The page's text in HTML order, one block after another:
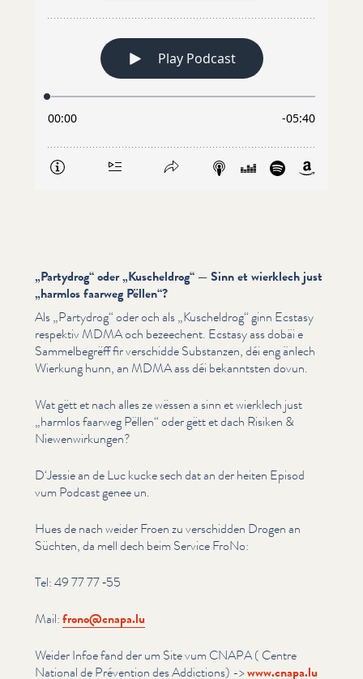
„Partydrog“ oder„Kuscheldrog“ — Sinn et wierklech just
„harmlos faarweg Pëllen“?
Als„Partydrog“ oder och als„Kuscheldrog“ ginn Ecstasy
respektiv MDMA och bezeechent. Ecstasy ass dobäi e
Sam­mel­be­grëff fir verschidde Substanzen, déi eng änlech
Wierkung hunn, an MDMA ass déi bekanntsten dovun.
Wat gëtt et nach alles ze wëssen a sinn et wierklech just
„harmlos faarweg Pëllen“ oder gëtt et dach Risiken &
Niewen­wirkun­gen?
D‘Jessie an de Luc kucke sech dat an der heiten Episod
vum Podcast genee un.
Hues de nach weider Froen zu verschidden Drogen an
Süchten, da mell dech beim Service FroNo:
Tel: 49 77 77 ‑55
Mail:frono@​cnapa.​lu
Weider Infoe fand der um Site vum CNAPA ( Centre
National de Prévention des Addictions) ->www​.cnapa​.lu